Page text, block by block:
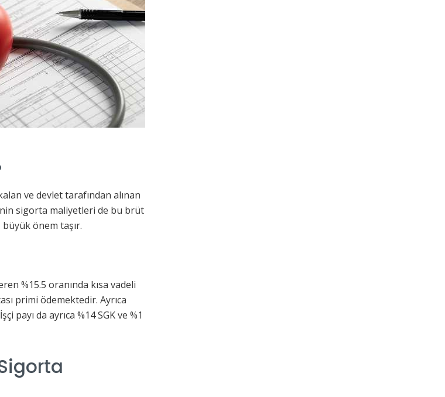
ve devlet tarafından alınan
sigorta maliyetleri de bu brüt
önem taşır.
%15.5 oranında kısa vadeli
primi ödemektedir. Ayrıca
payı da ayrıca %14 SGK ve %1